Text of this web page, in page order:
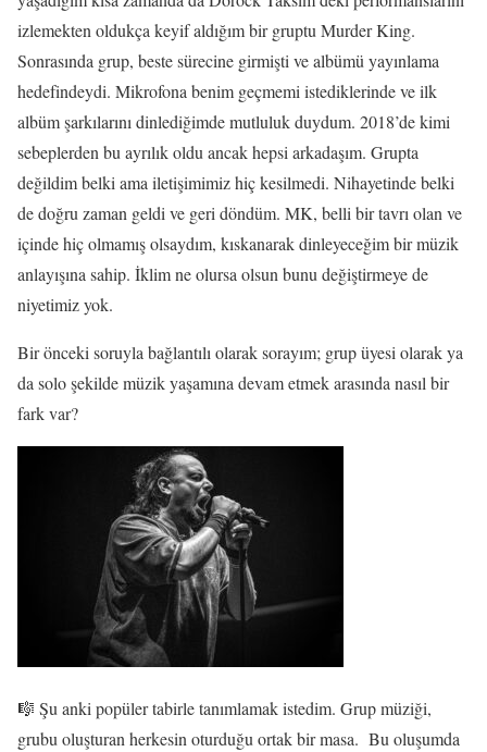
izlemekten oldukça keyif aldığım bir gruptu Murder King.
Sonrasında grup, beste sürecine girmişti ve albümü yayınlama
hedefindeydi. Mikrofona benim geçmemi istediklerinde ve ilk
albüm şarkılarını dinlediğimde mutluluk duydum. 2018’de kimi
sebeplerden bu ayrılık oldu ancak hepsi arkadaşım. Grupta
değildim belki ama iletişimimiz hiç kesilmedi. Nihayetinde belki
de doğru zaman geldi ve geri döndüm. MK, belli bir tavrı olan ve
içinde hiç olmamış olsaydım, kıskanarak dinleyeceğim bir müzik
anlayışına sahip. İklim ne olursa olsun bunu değiştirmeye de
niyetimiz yok.
Bir önceki soruyla bağlantılı olarak sorayım; grup üyesi olarak ya
da solo şekilde müzik yaşamına devam etmek arasında nasıl bir
fark var?
🎼 Şu anki popüler tabirle tanımlamak istedim. Grup müziği,
grubu oluşturan herkesin oturduğu ortak bir masa. Bu oluşumda